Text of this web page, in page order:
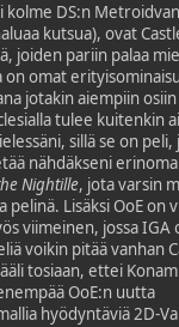
kolme DS:n
kutsua), ovat
joiden pariin palaa
on omat
jotakin aiempiin
tulee kuitenkin
sillä se on peli,
nähdäkseni
Nightille, jota varsin
pelinä. Lisäksi OoE on
viimeinen, jossa IGA
voikin pitää vanhan
tosiaan, ettei
OoE:n uutta
hyödyntäviä 2D-